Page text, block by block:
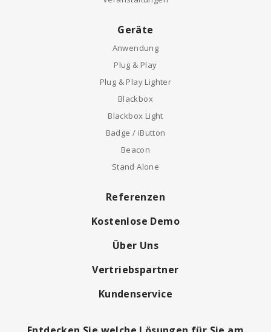
Geräte
Anwendung
Plug & Play
Plug & Play Lighter
Blackbox
Blackbox Light
Badge / iButton
Beacon
Stand Alone
Referenzen
Kostenlose Demo
Über Uns
Vertriebspartner
Kundenservice